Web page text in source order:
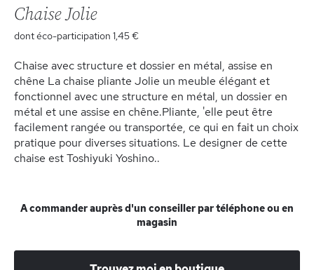
the
beginning
images
gallery
Chaise Jolie
dont éco-participation 1,45 €
Chaise avec structure et dossier en métal, assise en
chêne La chaise pliante Jolie un meuble élégant et
fonctionnel avec une structure en métal, un dossier en
métal et une assise en chêne.Pliante, 'elle peut être
facilement rangée ou transportée, ce qui en fait un choix
pratique pour diverses situations. Le designer de cette
chaise est Toshiyuki Yoshino..
A commander auprès d'un conseiller par téléphone ou en
magasin